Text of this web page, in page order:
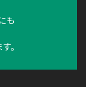
も
。